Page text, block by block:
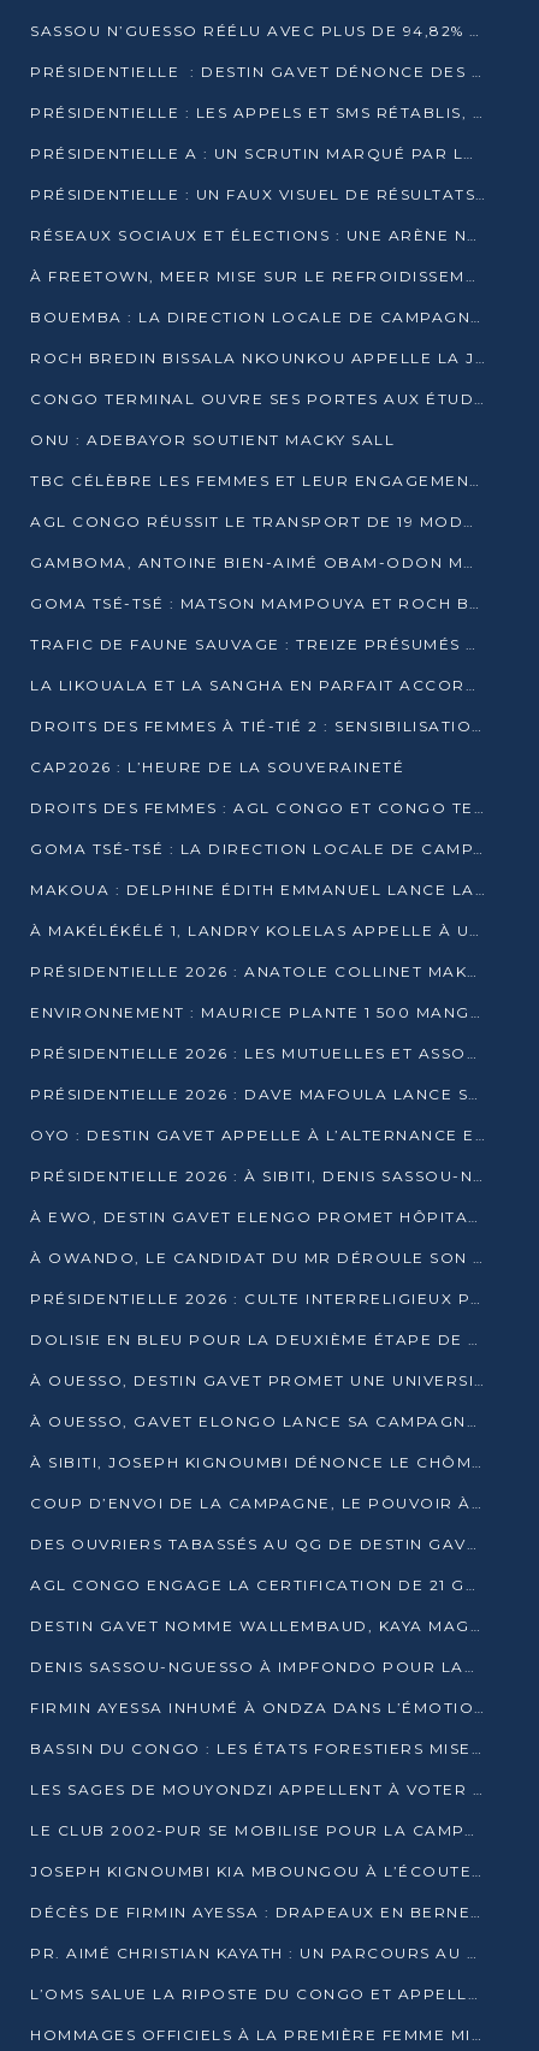
SASSOU N’GUESSO RÉÉLU AVEC PLUS DE 94,82% DES VOIX
PRÉSIDENTIELLE : DESTIN GAVET DÉNONCE DES IRRÉGULARITÉS ET REVENDIQUE LA VICTOIRE
PRÉSIDENTIELLE : LES APPELS ET SMS RÉTABLIS, INTERNET RESTE BLOQUÉ
PRÉSIDENTIELLE A : UN SCRUTIN MARQUÉ PAR LA COUPURE D’INTERNET ET UNE AFFLUENCE TIMIDE À BRAZZAVILLE
PRÉSIDENTIELLE : UN FAUX VISUEL DE RÉSULTATS CIRCULE
RÉSEAUX SOCIAUX ET ÉLECTIONS : UNE ARÈNE NUMÉRIQUE EN PLEINE MUTATION AU CONGO
À FREETOWN, MEER MISE SUR LE REFROIDISSEMENT PASSIF FACE À LA CHALEUR EXTRÊME
BOUEMBA : LA DIRECTION LOCALE DE CAMPAGNE DE DENIS SASSOU N’GUESSO MULTIPLIE LES ACTIVITÉS DE MOBILISATION
ROCH BREDIN BISSALA NKOUNKOU APPELLE LA JEUNESSE DE GOMA TSÉ-TSÉ À UN VOTE MASSIF POUR DENIS SASSOU NGUESSO
CONGO TERMINAL OUVRE SES PORTES AUX ÉTUDIANTS EN TRANSPORT ET LOGISTIQUE
ONU : ADEBAYOR SOUTIENT MACKY SALL
TBC CÉLÈBRE LES FEMMES ET LEUR ENGAGEMENT À L’OCCASION DU 8 MARS
AGL CONGO RÉUSSIT LE TRANSPORT DE 19 MODULES HORS GABARIT ENTRE POINTE-NOIRE ET BRAZZAVILLE
GAMBOMA, ANTOINE BIEN-AIMÉ OBAM-ODON MOBILISE LES 32 148 ÉLECTEURS EN FAVEUR DE DENIS SASSOU NGUESSO
GOMA TSÉ-TSÉ : MATSON MAMPOUYA ET ROCH BREDIN BISSALA NKOUNKOU EN CAMPAGNE DE PROXIMITÉ
TRAFIC DE FAUNE SAUVAGE : TREIZE PRÉSUMÉS TRAFIQUANTS INTERPELLÉS AU CONGO EN 2025
LA LIKOUALA ET LA SANGHA EN PARFAIT ACCORD AVEC LE PROJET DE SOCIÉTÉ DU CANDIDAT DENIS SASSOU-N’GUESSO
DROITS DES FEMMES À TIÉ-TIÉ 2 : SENSIBILISATION ET PÉDAGOGIE SUR LE DROIT DE VOTE
CAP2026 : L’HEURE DE LA SOUVERAINETÉ
DROITS DES FEMMES : AGL CONGO ET CONGO TERMINAL METTENT EN AVANT LE LEADERSHIP FÉMININ
GOMA TSÉ-TSÉ : LA DIRECTION LOCALE DE CAMPAGNE INTENSIFIE LA SENSIBILISATION DANS LES VILLAGES
MAKOUA : DELPHINE ÉDITH EMMANUEL LANCE LA CAMPAGNE POUR DENIS SASSOU-N’GUESSO
À MAKÉLÉKÉLÉ 1, LANDRY KOLELAS APPELLE À UNE MOBILISATION MASSIVE EN FAVEUR DE DENIS SASSOU-N’GUESSO
PRÉSIDENTIELLE 2026 : ANATOLE COLLINET MAKOSSO DÉFEND LE PROJET DE SOCIÉTÉ DE DENIS SASSOU NGUESSO
ENVIRONNEMENT : MAURICE PLANTE 1 500 MANGROVES POUR HONORER WANGARI MAATHAI
PRÉSIDENTIELLE 2026 : LES MUTUELLES ET ASSOCIATIONS S’IMPLIQUENT DANS LA CAMPAGNE ÉLECTORALE À TIÉ-TIÉ 2 (POINTE-NOIRE)
PRÉSIDENTIELLE 2026 : DAVE MAFOULA LANCE SA « VAGUE DU NOUVEAU DÉPART » À IMPFONDO
OYO : DESTIN GAVET APPELLE À L’ALTERNANCE ET À LA RESPONSABILITÉ DE LA JEUNESSE
PRÉSIDENTIELLE 2026 : À SIBITI, DENIS SASSOU-N’GUESSO PARIE SUR LES RESSOURCES DE LA LEKOUMOU
À EWO, DESTIN GAVET ELENGO PROMET HÔPITAL, CHEMIN DE FER ET AUDIT DES FINANCES PUBLIQUES
À OWANDO, LE CANDIDAT DU MR DÉROULE SON PROGRAMME DE “CHANGEMENT”
PRÉSIDENTIELLE 2026 : CULTE INTERRELIGIEUX POUR LA PAIX À OUENZÉ
DOLISIE EN BLEU POUR LA DEUXIÈME ÉTAPE DE CAMPAGNE DE DSN
À OUESSO, DESTIN GAVET PROMET UNE UNIVERSITÉ POUR LA SANGHA
À OUESSO, GAVET ELONGO LANCE SA CAMPAGNE SOUS LE SIGNE DU RENOUVEAU
À SIBITI, JOSEPH KIGNOUMBI DÉNONCE LE CHÔMAGE ET LES DÉFAILLANCES DE L’ÉTAT
COUP D’ENVOI DE LA CAMPAGNE, LE POUVOIR À POINTE-NOIRE, L’OPPOSITION À OUESSO ET SIBITI
DES OUVRIERS TABASSÉS AU QG DE DESTIN GAVET À 24 HEURES DE L’OUVERTURE DE LA CAMPAGNE
AGL CONGO ENGAGE LA CERTIFICATION DE 21 GRUTIERS AUX NORMES INTERNATIONALES
DESTIN GAVET NOMME WALLEMBAUD, KAYA MAGANE, BOUDZIKA ET MBOUSSA-ELLAH AUX COMMANDES DE SA CAMPAGNE
DENIS SASSOU-NGUESSO À IMPFONDO POUR LANCER LE CORRIDOR 13
FIRMIN AYESSA INHUMÉ À ONDZA DANS L’ÉMOTION ET LE RECUEILLEMENT
BASSIN DU CONGO : LES ÉTATS FORESTIERS MISENT SUR LES MARCHÉS CARBONE
LES SAGES DE MOUYONDZI APPELLENT À VOTER DENIS SASSOU-NGUESSO
LE CLUB 2002-PUR SE MOBILISE POUR LA CAMPAGNE
JOSEPH KIGNOUMBI KIA MBOUNGOU À L’ÉCOUTE DE TALANGAÏ
DÉCÈS DE FIRMIN AYESSA : DRAPEAUX EN BERNE LUNDI
PR. AIMÉ CHRISTIAN KAYATH : UN PARCOURS AU SERVICE DE LA RECHERCHE ET DE L’INNOVATION
L’OMS SALUE LA RIPOSTE DU CONGO ET APPELLE À DES RÉFORMES DURABLES
HOMMAGES OFFICIELS À LA PREMIÈRE FEMME MINISTRE DU CONGO